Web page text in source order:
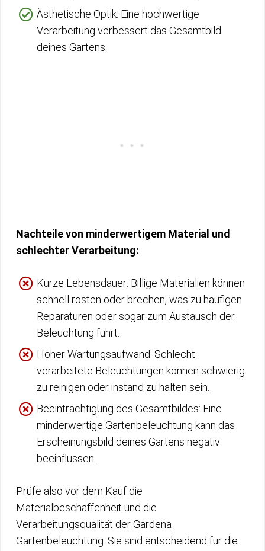
Ästhetische Optik: Eine hochwertige
Verarbeitung verbessert das Gesamtbild
deines Gartens.
Nachteile von minderwertigem Material und
schlechter Verarbeitung:
Kurze Lebensdauer: Billige Materialien können
schnell rosten oder brechen, was zu häufigen
Reparaturen oder sogar zum Austausch der
Beleuchtung führt.
Hoher Wartungsaufwand: Schlecht
verarbeitete Beleuchtungen können schwierig
zu reinigen oder instand zu halten sein.
Beeinträchtigung des Gesamtbildes: Eine
minderwertige Gartenbeleuchtung kann das
Erscheinungsbild deines Gartens negativ
beeinflussen.
Prüfe also vor dem Kauf die
Materialbeschaffenheit und die
Verarbeitungsqualität der Gardena
Gartenbeleuchtung. Sie sind entscheidend für die